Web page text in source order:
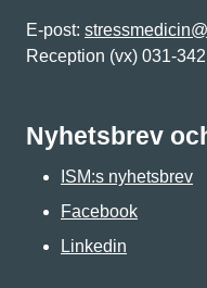
E-post:
Reception (vx) 031-
Nyhetsbrev
ISM:s nyhetsbrev
Facebook
Linkedin